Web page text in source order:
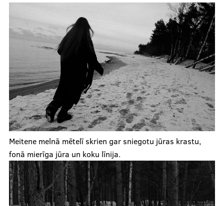
Meitene melnā mētelī skrien gar sniegotu jūras krastu,
fonā mierīga jūra un koku līnija.